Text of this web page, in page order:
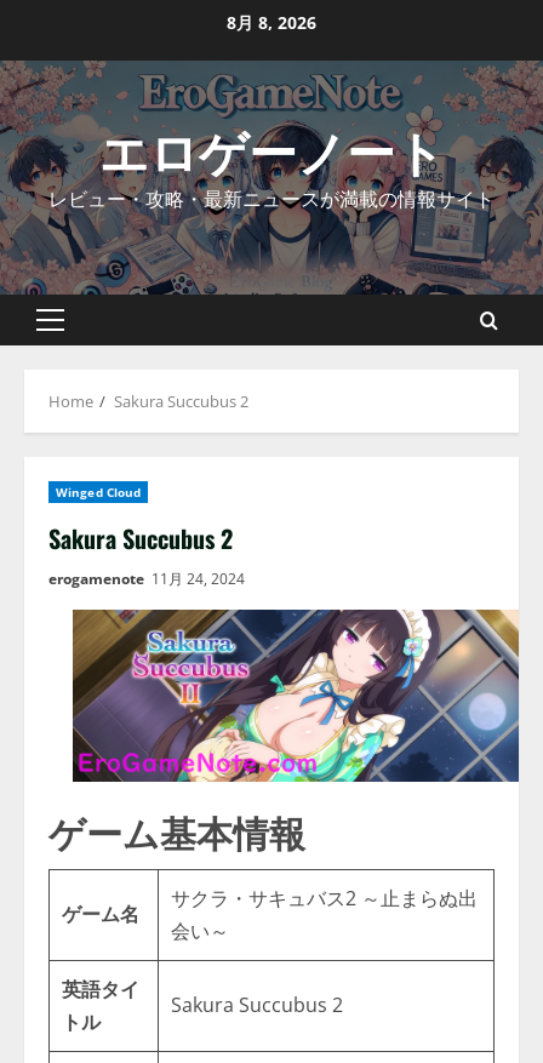
content
8月 8, 2026
エロゲーノート
レビュー・攻略・最新ニュースが満載の情報サイト
Primary
Home Sakura Succubus 2
Winged Cloud
Sakura Succubus 2
erogamenote 11月 24, 2024
ゲーム基本情報
ゲーム名
サクラ・サキュバス2 ～止まらぬ出
会い～
英語タイ
トル
Sakura Succubus 2